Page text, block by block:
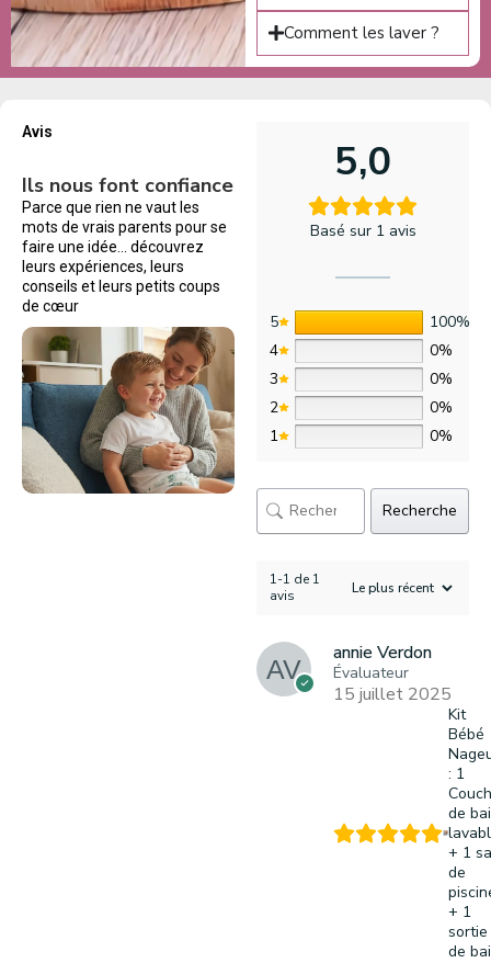
Comment les laver ?
Avis
Ils nous font confiance
Parce que rien ne vaut les
mots de vrais parents pour se
faire une idée… découvrez
leurs expériences, leurs
conseils et leurs petits coups
de cœur
5,0
Basé sur 1 avis
5
100%
4
0%
3
0%
2
0%
1
0%
Recherche
1-1 de 1
avis
annie Verdon
Évaluateur
15 juillet 2025
Kit
Bébé
: 1
de
+ 1
de
+ 1
sortie
de